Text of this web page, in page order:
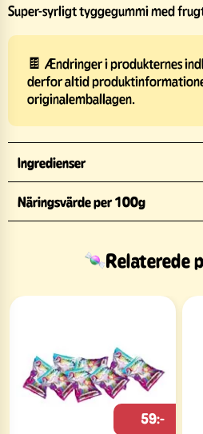
Super-syrligt tyggegummi med
🍫 Ændringer i produkternes
derfor altid
originalemballagen.
Ingredienser
Näringsvärde per 100g
Relaterede
59:-